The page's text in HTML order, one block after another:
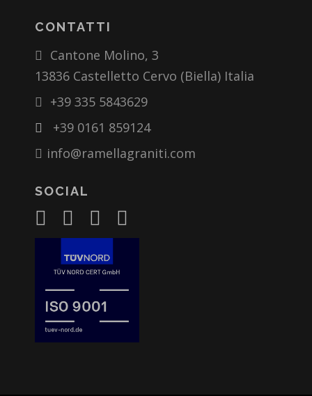
CONTATTI
Cantone Molino, 3
13836 Castelletto Cervo (Biella) Italia
+39 335 5843629
+39 0161 859124
info@ramellagraniti.com
SOCIAL